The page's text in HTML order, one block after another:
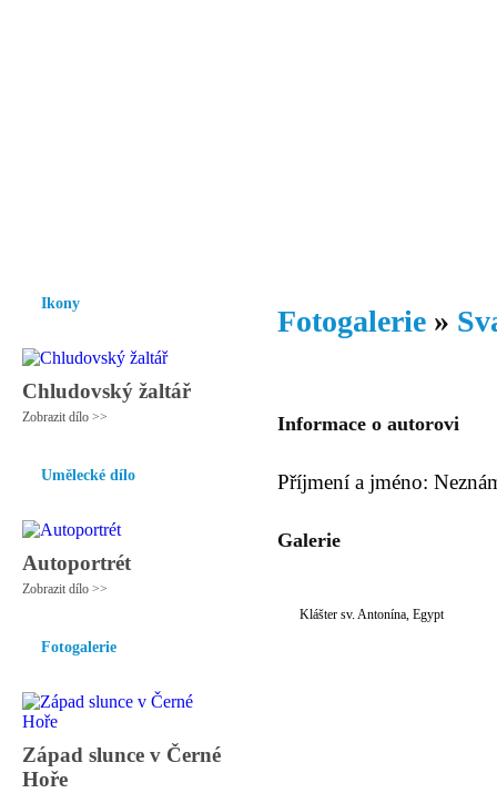
Ikony
Chludovský žaltář
Zobrazit dílo >>
Umělecké dílo
Autoportrét
Zobrazit dílo >>
Fotogalerie
Západ slunce v Černé
Hoře
Fotogalerie »
Informace o autorovi
Příjmení a jméno:
Galerie
Klášter sv. Antonína, Egypt